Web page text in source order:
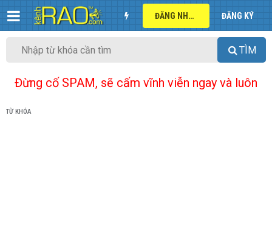
ĐĂNG NHẬP ĐĂNG KÝ
TÌM
Đừng cố SPAM, sẽ cấm vĩnh viễn ngay và luôn
TỪ KHÓA